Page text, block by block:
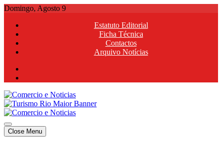
Skip
content
Domingo, Agosto 9
Estatuto Editorial
Ficha Técnica
Contactos
Arquivo Notícias
Comercio e Noticias
Notícias e Publicidade Online
Comercio e Noticias
Notícias e Publicidade Online
Close Menu